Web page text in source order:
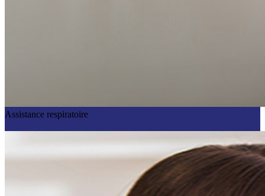
Assistance respiratoire